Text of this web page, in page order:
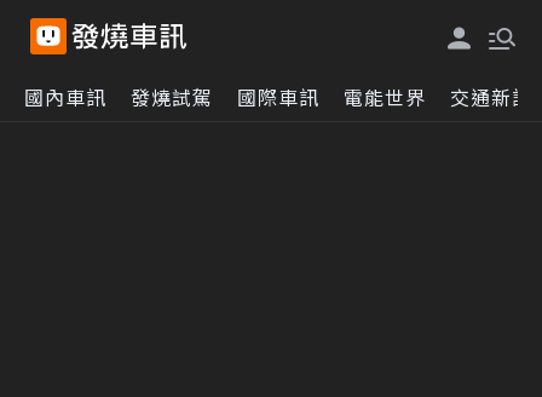
國內車訊 發燒試駕 國際車訊 電能世界 交通新訊